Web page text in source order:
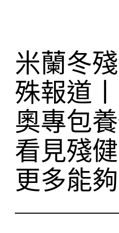
米蘭冬
殊報道
奧專包
看見殘
更多能夠